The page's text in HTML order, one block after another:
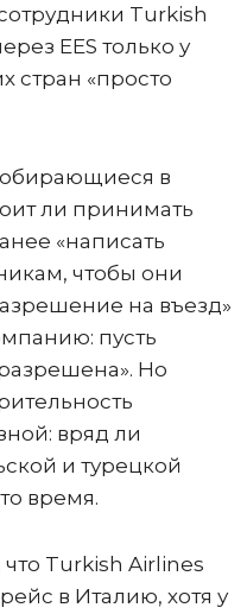
Turkish
EES только у
стран «просто
в
ли принимать
«написать
чтобы они
на въезд»
пусть
Но
вряд ли
и турецкой
время.
что Turkish Airlines
в Италию, хотя у